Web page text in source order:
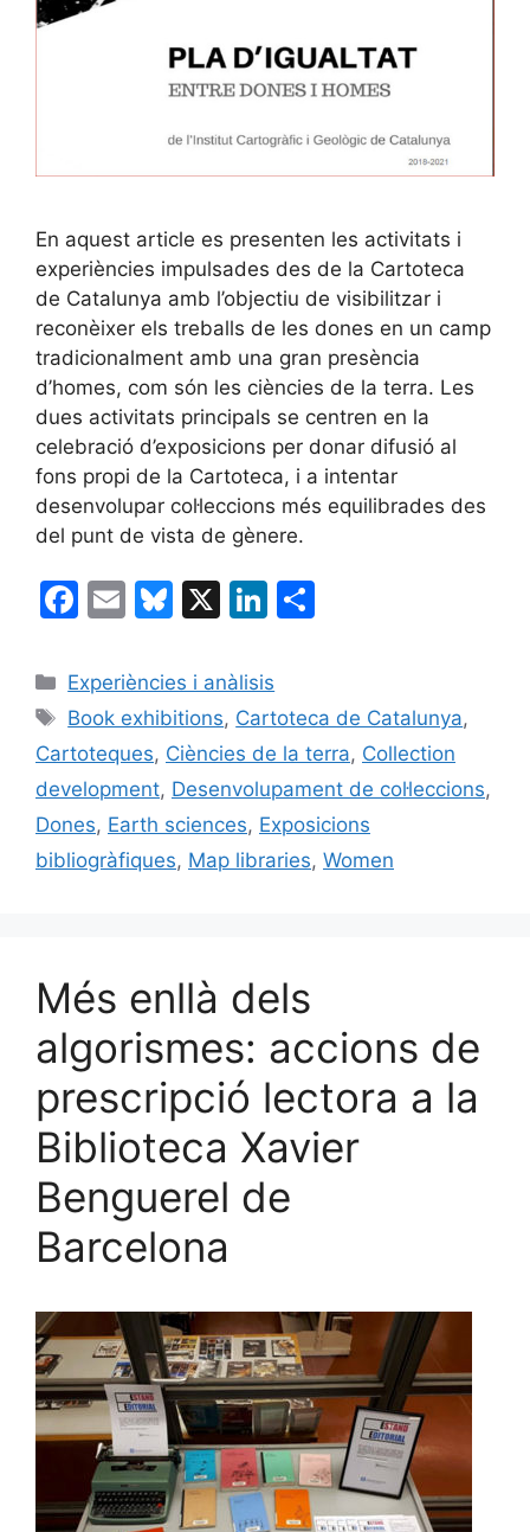
En aquest article es presenten les activitats i
experiències impulsades des de la Cartoteca
de Catalunya amb l’objectiu de visibilitzar i
reconèixer els treballs de les dones en un camp
tradicionalment amb una gran presència
d’homes, com són les ciències de la terra. Les
dues activitats principals se centren en la
celebració d’exposicions per donar difusió al
fons propi de la Cartoteca, i a intentar
desenvolupar col·leccions més equilibrades des
del punt de vista de gènere.
F
c
e
b
o
o
k
E
ai
l
Bl
e
s
k
y
X
Li
k
e
dI
n
p
ar
te
ix
Categories
Experiències i anàlisis
Etiquetes
Book exhibitions, Cartoteca de Catalunya,
Cartoteques, Ciències de la terra, Collection
development, Desenvolupament de col·leccions,
Dones, Earth sciences, Exposicions
bibliogràfiques, Map libraries, Women
Més enllà dels
algorismes: accions de
prescripció lectora a la
Biblioteca Xavier
Benguerel de
Barcelona